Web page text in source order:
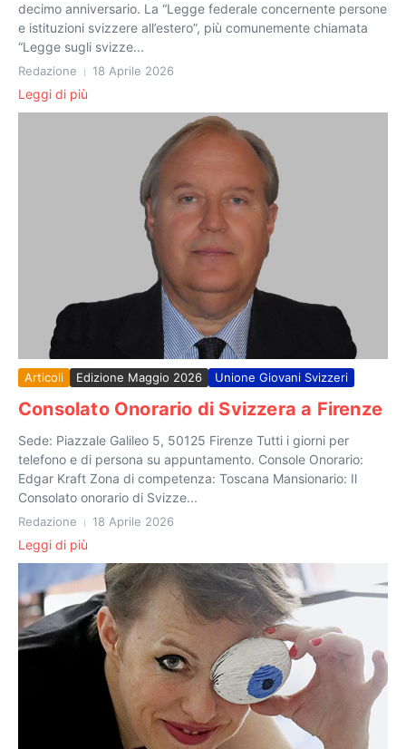
decimo anniversario. La “Legge federale concernente persone
e istituzioni svizzere all’estero”, più comunemente chiamata
“Legge sugli svizze...
Redazione 18 Aprile 2026
Leggi di più
Articoli Edizione Maggio 2026 Unione Giovani Svizzeri
Consolato Onorario di Svizzera a Firenze
Sede: Piazzale Galileo 5, 50125 Firenze Tutti i giorni per
telefono e di persona su appuntamento. Console Onorario:
Edgar Kraft Zona di competenza: Toscana Mansionario: Il
Consolato onorario di Svizze...
Redazione 18 Aprile 2026
Leggi di più